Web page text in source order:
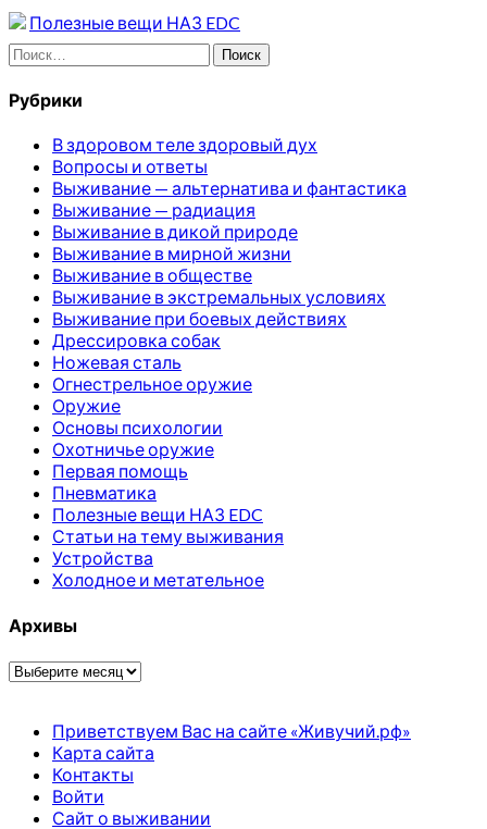
Полезные вещи НАЗ EDC
Найти:
Рубрики
В здоровом теле здоровый дух
Вопросы и ответы
Выживание — альтернатива и фантастика
Выживание — радиация
Выживание в дикой природе
Выживание в мирной жизни
Выживание в обществе
Выживание в экстремальных условиях
Выживание при боевых действиях
Дрессировка собак
Ножевая сталь
Огнестрельное оружие
Оружие
Основы психологии
Охотничье оружие
Первая помощь
Пневматика
Полезные вещи НАЗ EDC
Статьи на тему выживания
Устройства
Холодное и метательное
Архивы
Архивы
Приветствуем Вас на сайте «Живучий.рф»
Карта сайта
Контакты
Войти
Сайт о выживании